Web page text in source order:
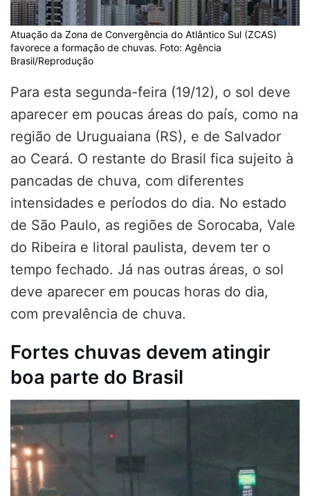
Atuação da Zona de Convergência do Atlântico Sul (ZCAS)
favorece a formação de chuvas. Foto: Agência
Brasil/Reprodução
Para esta segunda-feira (19/12), o sol deve
aparecer em poucas áreas do país, como na
região de Uruguaiana (RS), e de Salvador
ao Ceará. O restante do Brasil fica sujeito à
pancadas de chuva, com diferentes
intensidades e períodos do dia. No estado
de São Paulo, as regiões de Sorocaba, Vale
do Ribeira e litoral paulista, devem ter o
tempo fechado. Já nas outras áreas, o sol
deve aparecer em poucas horas do dia,
com prevalência de chuva.
Fortes chuvas devem atingir
boa parte do Brasil